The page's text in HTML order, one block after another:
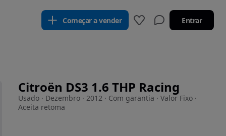
Começar a vender Entrar
Citroën DS3 1.6 THP Racing
Usado · Dezembro · 2012 · Com garantia · Valor Fixo ·
Aceita retoma